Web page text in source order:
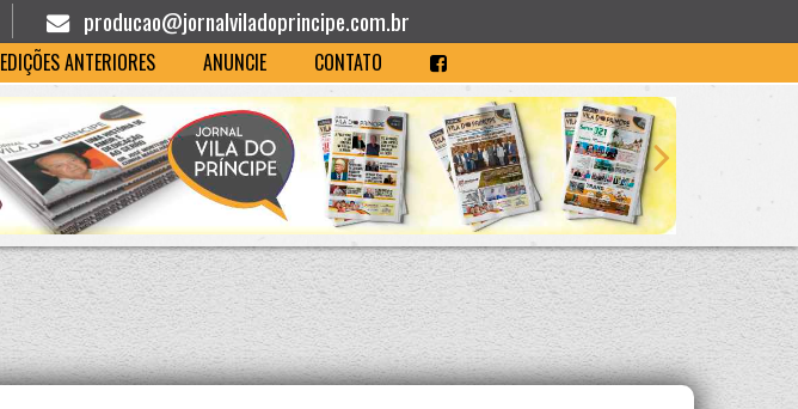
producao@jornalviladoprincipe.com.br
EDIÇÕES ANTERIORES ANUNCIE CONTATO